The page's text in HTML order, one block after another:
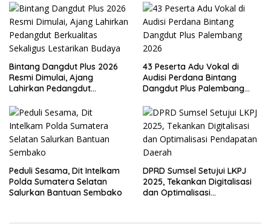
Bintang Dangdut Plus 2026
Resmi Dimulai, Ajang
Lahirkan Pedangdut
Lestarikan Budaya
43 Peserta Adu Vokal di
Audisi Perdana Bintang
Dangdut Plus Palembang
Peduli Sesama, Dit Intelkam
Polda Sumatera Selatan
Salurkan Bantuan Sembako
DPRD Sumsel Setujui LKPJ
2025, Tekankan Digitalisasi
dan Optimalisasi